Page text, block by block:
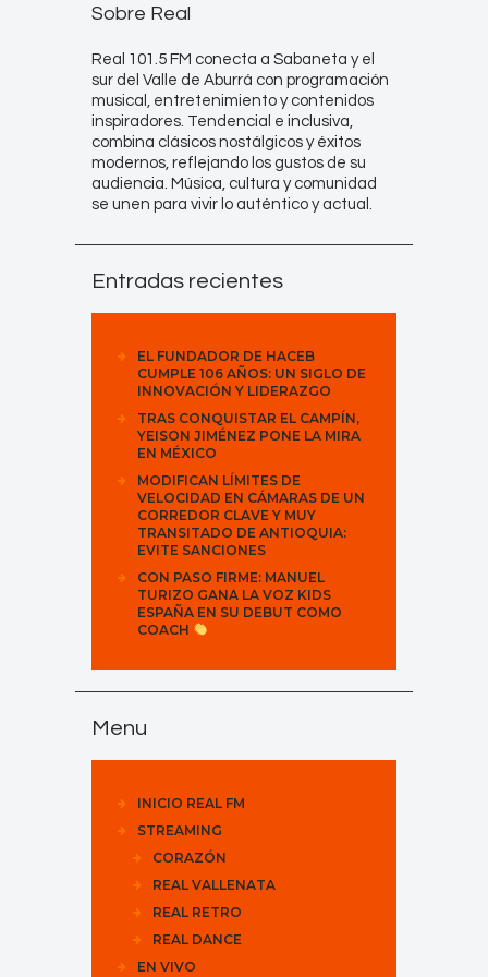
Sobre Real
Real 101.5 FM conecta a Sabaneta y el
sur del Valle de Aburrá con programación
musical, entretenimiento y contenidos
inspiradores. Tendencial e inclusiva,
combina clásicos nostálgicos y éxitos
modernos, reflejando los gustos de su
audiencia. Música, cultura y comunidad
se unen para vivir lo auténtico y actual.
Entradas recientes
EL FUNDADOR DE HACEB
CUMPLE 106 AÑOS: UN SIGLO DE
INNOVACIÓN Y LIDERAZGO
TRAS CONQUISTAR EL CAMPÍN,
YEISON JIMÉNEZ PONE LA MIRA
EN MÉXICO
MODIFICAN LÍMITES DE
VELOCIDAD EN CÁMARAS DE UN
CORREDOR CLAVE Y MUY
TRANSITADO DE ANTIOQUIA:
EVITE SANCIONES
CON PASO FIRME: MANUEL
TURIZO GANA LA VOZ KIDS
ESPAÑA EN SU DEBUT COMO
COACH
Menu
INICIO REAL FM
STREAMING
CORAZÓN
REAL VALLENATA
REAL RETRO
REAL DANCE
EN VIVO